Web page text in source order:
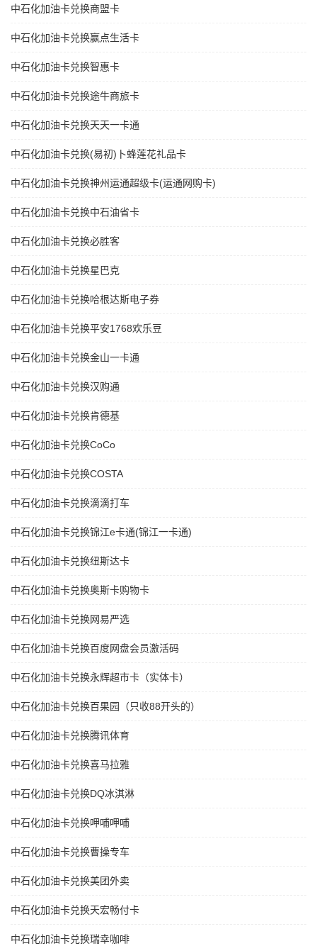
中石化加油卡兑换商盟卡
中石化加油卡兑换赢点生活卡
中石化加油卡兑换智惠卡
中石化加油卡兑换途牛商旅卡
中石化加油卡兑换天天一卡通
中石化加油卡兑换(易初)卜蜂莲花礼品卡
中石化加油卡兑换神州运通超级卡(运通网购卡)
中石化加油卡兑换中石油省卡
中石化加油卡兑换必胜客
中石化加油卡兑换星巴克
中石化加油卡兑换哈根达斯电子券
中石化加油卡兑换平安1768欢乐豆
中石化加油卡兑换金山一卡通
中石化加油卡兑换汉购通
中石化加油卡兑换肯德基
中石化加油卡兑换CoCo
中石化加油卡兑换COSTA
中石化加油卡兑换滴滴打车
中石化加油卡兑换锦江e卡通(锦江一卡通)
中石化加油卡兑换纽斯达卡
中石化加油卡兑换奥斯卡购物卡
中石化加油卡兑换网易严选
中石化加油卡兑换百度网盘会员激活码
中石化加油卡兑换永辉超市卡（实体卡）
中石化加油卡兑换百果园（只收88开头的）
中石化加油卡兑换腾讯体育
中石化加油卡兑换喜马拉雅
中石化加油卡兑换DQ冰淇淋
中石化加油卡兑换呷哺呷哺
中石化加油卡兑换曹操专车
中石化加油卡兑换美团外卖
中石化加油卡兑换天宏畅付卡
中石化加油卡兑换瑞幸咖啡